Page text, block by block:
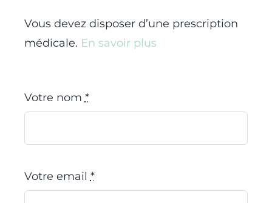
Vous devez disposer d’une prescription
médicale. En savoir plus
Votre nom *
Votre email *